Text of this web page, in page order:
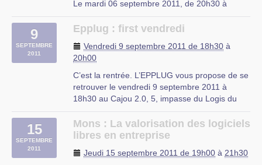
Le mardi 06 septembre 2011, de 20h30 à
À Cappelle-en-Pévèle, Nord-Pas-de-Calais
Comme chaque mois, l’association Club Linux
Nord-Pas de Calais (CLX) organise une soirée
d’entraides à Cappelle-en-Pévèle le 06
septembre, (…)
Cappelle. en Pevele
9
SEPTEMBRE
2011
Epplug : first vendredi
Vendredi 9 septembre 2011 de 18h30 à
20h00
C’est la rentrée. L’EPPLUG vous propose de se
retrouver le vendredi 9 septembre 2011 à
18h30 au Cajou 2.0, 5, impasse du Logis du
Nous pourrons choisir ensemble les différents
ateliers à venir.
ceux qui le souhaitent de poursuivre les (…)
15
SEPTEMBRE
2011
Mons : La valorisation des logiciels
libres en entreprise
Jeudi 15 septembre 2011 de 19h00 à 21h30